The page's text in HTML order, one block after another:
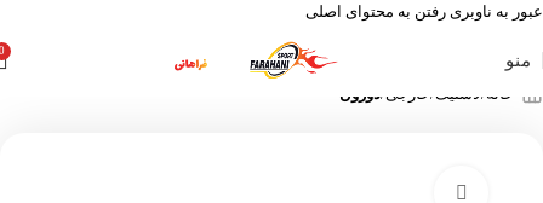
عبور به ناوبری رفتن به محتوای اصلی
منو
خانه لاستیک خارجی دورون